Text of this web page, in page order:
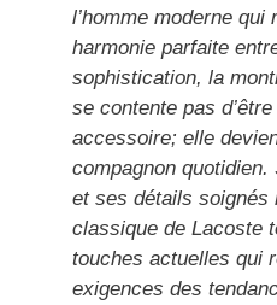
l’homme moderne qui
harmonie parfaite
sophistication, la
se contente pas
accessoire; elle
compagnon
et ses détails soignés
classique de Lacoste
touches actuelles qui
exigences des